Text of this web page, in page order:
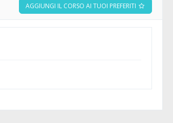
AGGIUNGI IL CORSO AI TUOI PREFERITI